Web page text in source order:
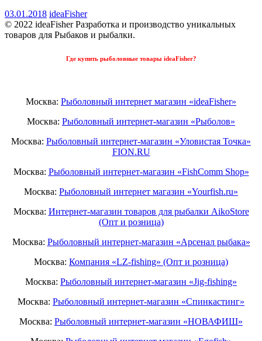
03.01.2018 ideaFisher
© 2022 ideaFisher Разработка и производство уникальных
товаров для Рыбаков и рыбалки.
Где купить рыболовные товары ideaFisher?
Москва: Рыболовный интернет магазин «ideaFisher»
Москва: Рыболовный интернет-магазин «Рыболов»
Москва: Рыболовный интернет-магазин «Уловистая Точка»
FION.RU
Москва: Рыболовный интернет-магазин «FishComm Shop»
Москва: Рыболовный интернет магазин «Yourfish.ru»
Москва: Интернет-магазин товаров для рыбалки AikoStore
(Опт и розница)
Москва: Рыболовный интернет-магазин «Арсенал рыбака»
Москва: Компания «LZ-fishing» (Опт и розница)
Москва: Рыболовный интернет-магазин «Jig-fishing»
Москва: Рыболовный интернет-магазин «Спинкастинг»
Москва: Рыболовный интернет-магазин «НОВАФИШ»